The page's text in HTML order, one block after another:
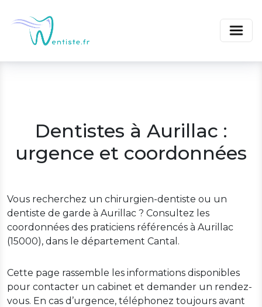
Dentistes à Aurillac :
urgence et coordonnées
Vous recherchez un chirurgien-dentiste ou un
dentiste de garde à Aurillac ? Consultez les
coordonnées des praticiens référencés à Aurillac
(15000), dans le département Cantal.
Cette page rassemble les informations disponibles
pour contacter un cabinet et demander un rendez-
vous. En cas d’urgence, téléphonez toujours avant